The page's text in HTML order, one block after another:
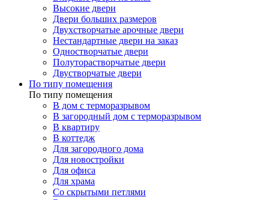
Высокие двери
Двери больших размеров
Двухстворчатые арочные двери
Нестандартные двери на заказ
Одностворчатые двери
Полуторастворчатые двери
Двустворчатые двери
По типу помещения
По типу помещения
В дом с терморазрывом
В загородный дом с терморазрывом
В квартиру
В коттедж
Для загородного дома
Для новостройки
Для офиса
Для храма
Со скрытыми петлями